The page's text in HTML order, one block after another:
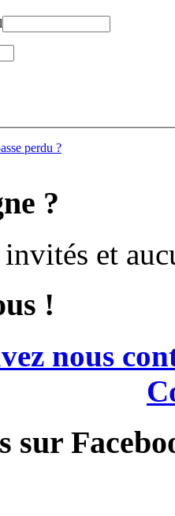
perdu ?
?
et
!
nous
sur